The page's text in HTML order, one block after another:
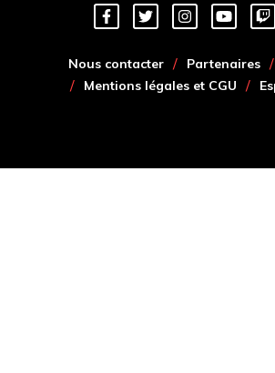
Nous contacter Partenaires
Mentions légales et CGU